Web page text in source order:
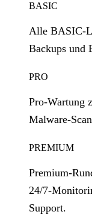
BASIC
Alle
Backups und
PRO
Pro‑Wartung
PREMIUM
24/
Support.